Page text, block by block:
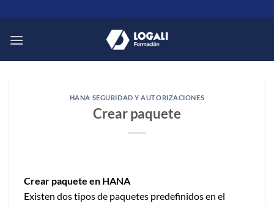
al
contenido
HANA SEGURIDAD Y AUTORIZACIONES
Crear paquete
Crear paquete en HANA
Existen dos tipos de paquetes predefinidos en el